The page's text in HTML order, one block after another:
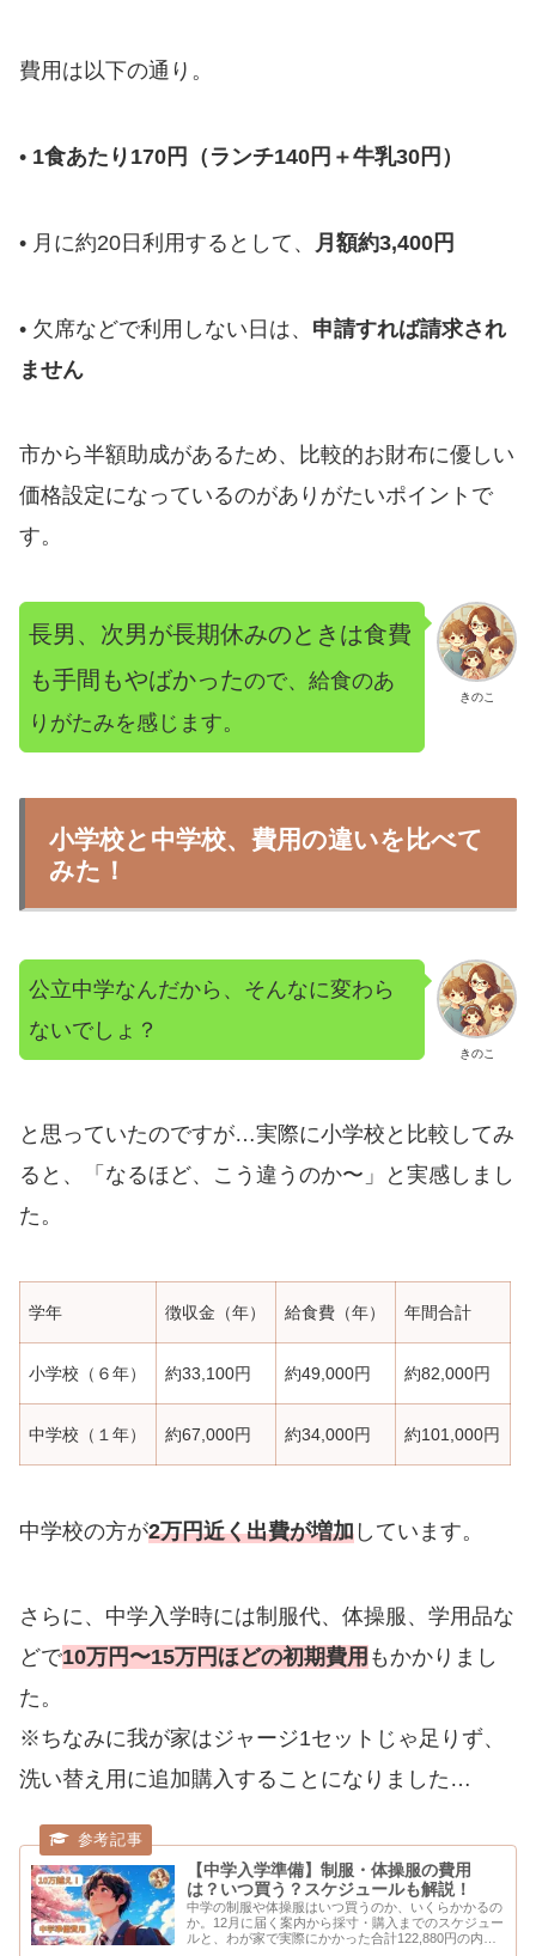
費用は以下の通り。
• 1食あたり170円（ランチ140円＋牛乳30円）
• 月に約20日利用するとして、 月額約3,400円
• 欠席などで利用しない日は、 申請すれば請求され
ません
市から半額助成があるため、比較的お財布に優しい
価格設定になっているのがありがたいポイントで
す。
きのこ
長男、次男が長期休みのときは食費
も手間もやばかったので、 給食のあ
りがたみを感じます。
小学校と中学校、費用の違いを比べて
みた！
きのこ
公立中学なんだから、そんなに変わら
ないでしょ？
と思っていたのですが…実際に小学校と比較してみ
ると、「なるほど、こう違うのか〜」と実感しまし
た。
学年 徴収金（年） 給食費（年） 年間合計
小学校（６年） 約33,100円 約49,000円 約82,000円
中学校（１年） 約67,000円 約34,000円 約101,000円
中学校の方が2万円近く出費が増加 しています。
さらに、中学入学時には制服代、体操服、学用品な
どで10万円〜15万円ほどの初期費用 もかかりまし
た。
※ちなみに我が家はジャージ1セットじゃ足りず、
洗い替え用に追加購入することになりました…
【中学入学準備】制服・体操服の費用
は？いつ買う？スケジュールも解説！
中学の制服や体操服はいつ買うのか、いくらかかるの
か。12月に届く案内から採寸・購入までのスケジュー
ルと、わが家で実際にかかった合計122,880円の内訳